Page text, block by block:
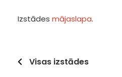
Izstādes mājaslapa.
Visas izstādes